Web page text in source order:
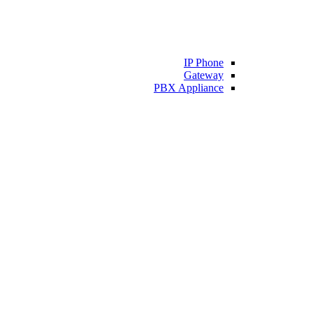
IP Phone
Gateway
PBX Appliance